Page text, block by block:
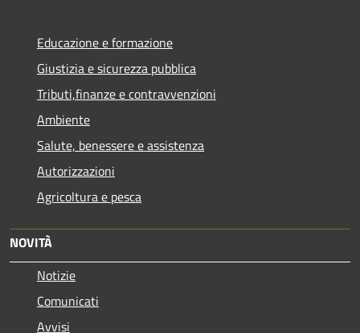
Educazione e formazione
Giustizia e sicurezza pubblica
Tributi,finanze e contravvenzioni
Ambiente
Salute, benessere e assistenza
Autorizzazioni
Agricoltura e pesca
NOVITÀ
Notizie
Comunicati
Avvisi